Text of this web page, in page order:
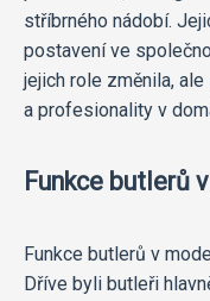
stříbrného nádobí.
postavení ve
jejich role změnila,
a profesionality v
Funkce butlerů
Funkce butlerů v
Dříve byli butleři